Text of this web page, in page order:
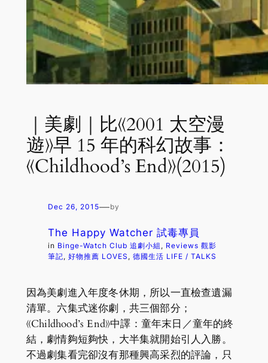
｜美劇｜比《2001 太空漫
遊》早 15 年的科幻故事：
《Childhood’s End》(2015)
Dec 26, 2015—by
The Happy Watcher 試毒專員
in Binge-Watch Club 追劇小組 , Reviews 觀影
筆記, 好物推薦 LOVES , 德國生活 LIFE / TALKS
因為美劇進入年度冬休期，所以一直檢查遺漏
清單。六集式迷你劇，共三個部分；
《Childhood’s End》中譯：童年末日／童年的終
結，劇情夠短夠快，大半集就開始引人入勝。
不過劇集看完卻沒有那種興高采烈的評論，只